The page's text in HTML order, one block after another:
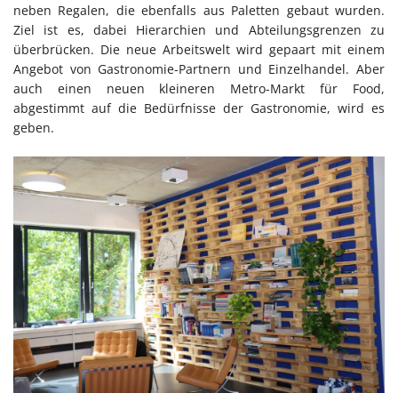
neben Regalen, die ebenfalls aus Paletten gebaut wurden.
Ziel ist es, dabei Hierarchien und Abteilungsgrenzen zu
überbrücken. Die neue Arbeitswelt wird gepaart mit einem
Angebot von Gastronomie-Partnern und Einzelhandel. Aber
auch einen neuen kleineren Metro-Markt für Food,
abgestimmt auf die Bedürfnisse der Gastronomie, wird es
geben.